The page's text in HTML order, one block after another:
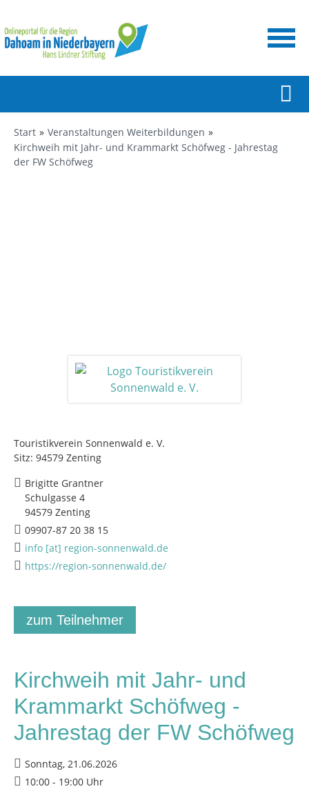
Start
Veranstaltungen Weiterbildungen
Kirchweih mit Jahr- und Krammarkt Schöfweg - Jahrestag
der FW Schöfweg
Touristikverein Sonnenwald e. V.
Sitz: 94579 Zenting
Brigitte Grantner
Schulgasse 4
94579 Zenting
09907-87 20 38 15
info [at] region-sonnenwald.de
https://region-sonnenwald.de/
zum Teilnehmer
Kirchweih mit Jahr- und
Krammarkt Schöfweg -
Jahrestag der FW Schöfweg
Sonntag, 21.06.2026
10:00 - 19:00 Uhr